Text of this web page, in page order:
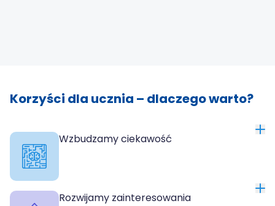
Korzyści dla ucznia – dlaczego warto?
Wzbudzamy ciekawość
Rozwijamy zainteresowania